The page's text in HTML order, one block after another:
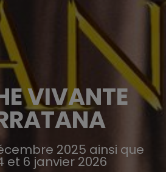
VIVANTE
2025 ainsi que
et 6 janvier 2026